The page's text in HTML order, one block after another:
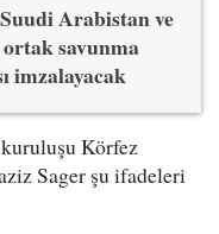
Arabistan ve
savunma
imzalayacak
Körfez
Sager şu ifadeleri